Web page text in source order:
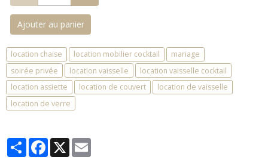
Ajouter au panier
location chaise location mobilier cocktail
mariage
soirée privée
location vaisselle
location vaisselle cocktail
location assiette
location de couvert
location de vaisselle
location de verre
PartagerFacebook
X